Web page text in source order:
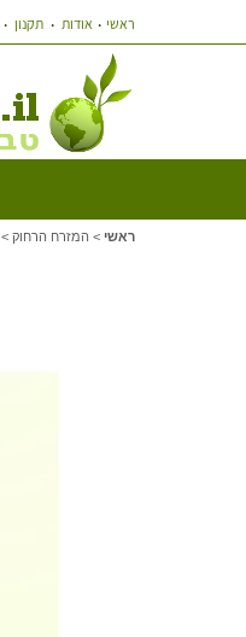
ראשי אודות תקנון
ראשי > המזרח הרחוק >